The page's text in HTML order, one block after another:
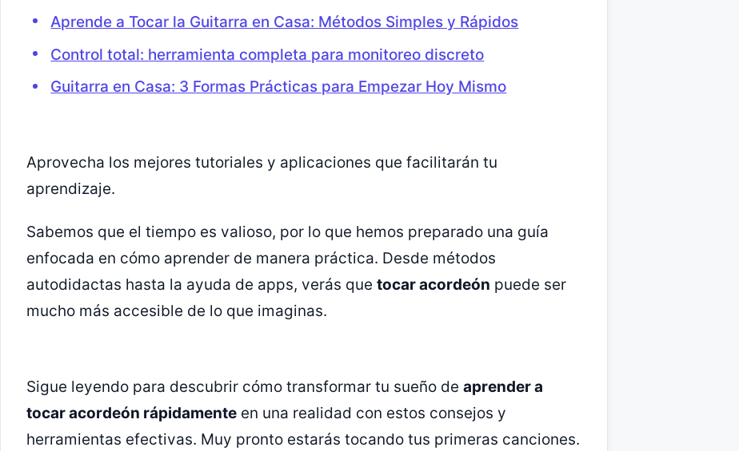
Aprende a Tocar la Guitarra en Casa: Métodos Simples y Rápidos
Control total: herramienta completa para monitoreo discreto
Guitarra en Casa: 3 Formas Prácticas para Empezar Hoy Mismo
Aprovecha los mejores tutoriales y aplicaciones que facilitarán tu
aprendizaje.
Sabemos que el tiempo es valioso, por lo que hemos preparado una guía
enfocada en cómo aprender de manera práctica. Desde métodos
autodidactas hasta la ayuda de apps, verás que tocar acordeón puede ser
mucho más accesible de lo que imaginas.
Sigue leyendo para descubrir cómo transformar tu sueño de aprender a
tocar acordeón rápidamente en una realidad con estos consejos y
herramientas efectivas. Muy pronto estarás tocando tus primeras canciones.